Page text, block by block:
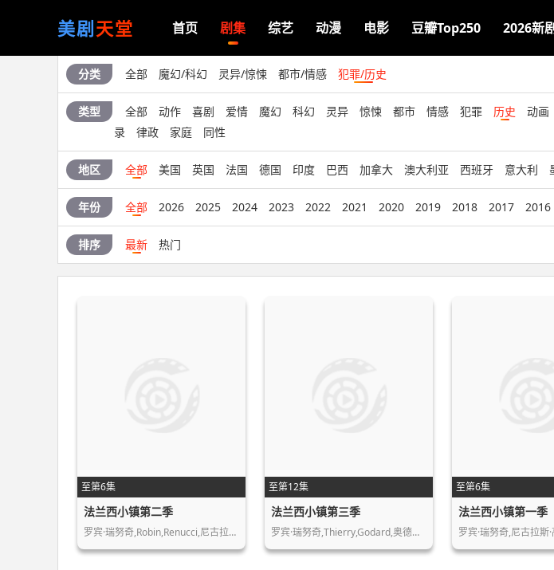
美剧天堂 首页 剧集 综艺 动漫 电影 豆瓣Top250 2026新剧
分类 全部 魔幻/科幻 灵异/惊悚 都市/情感 犯罪/历史
类型 全部 动作 喜剧 爱情 魔幻 科幻 灵异 惊悚 都市 情感 犯罪 历史 动画
录
律政 家庭 同性
地区 全部 美国 英国 法国 德国 印度 巴西 加拿大 澳大利亚 西班牙 意大利
年份 全部 2026 2025 2024 2023 2022 2021 2020 2019 2018 2017 2016
排序 最新 热门
至第6集
法兰西小镇第二季
罗宾·瑞努奇,Robin,Renucci,尼古拉…
至第12集
法兰西小镇第三季
罗宾·瑞努奇,Thierry,Godard,奥德…
至第6集
法兰西小镇第一季